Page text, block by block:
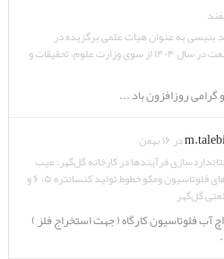
بنیسی به عنوان هیات علمی برگزیده در
همکاری با جامعه و صنعت در سال ۱۴۰۴ از سوی وزارت علوم، تحقیقات و
گرامی روزافزون باد ...
در ۱۶ بهمن
فرآیندها در کارخانه گل‌گهر: عیب
یابی فرآیندی سلول‌های فلوتاسیون ومکو خطوط تولید کنسانتره ۵، ۶ و
آب فلوتاسیون کارگاه ( جهت استخراج فلز )